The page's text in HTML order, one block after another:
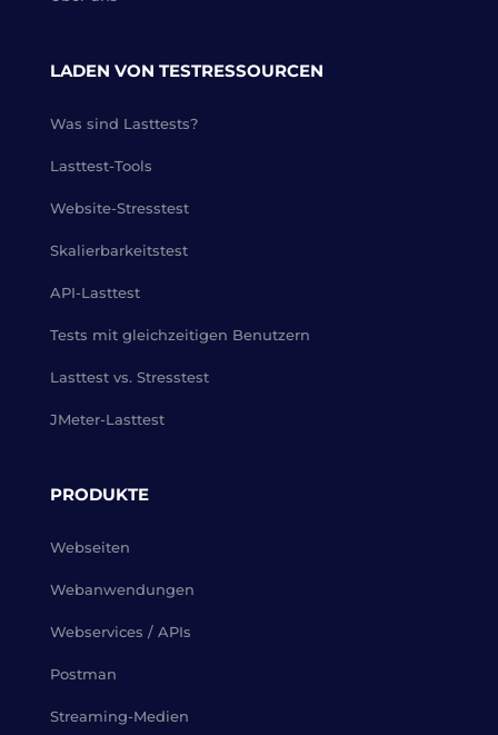
LADEN VON TESTRESSOURCEN
Was sind Lasttests?
Lasttest-Tools
Website-Stresstest
Skalierbarkeitstest
API-Lasttest
Tests mit gleichzeitigen Benutzern
Lasttest vs. Stresstest
JMeter-Lasttest
PRODUKTE
Webseiten
Webanwendungen
Webservices / APIs
Postman
Streaming-Medien